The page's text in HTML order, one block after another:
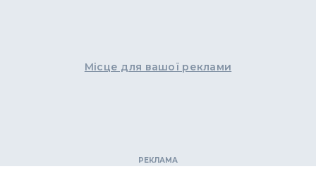
Місце для вашої реклами